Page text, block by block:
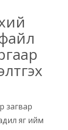
загвар
яг ийм